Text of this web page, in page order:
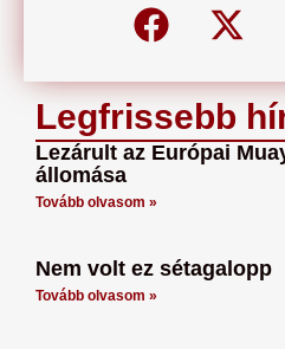
Legfrissebb
Lezárult az Európai
állomása
Tovább olvasom »
Nem volt ez sétagalopp
Tovább olvasom »